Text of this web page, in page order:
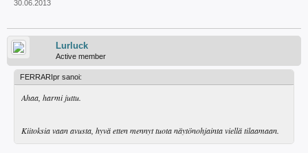
30.06.2013
Lurluck
Active member
FERRARIpr sanoi:
Ahaa, harmi juttu.
Kiitoksia vaan avusta, hyvä etten mennyt tuota näytönohjainta viellä tilaamaan.